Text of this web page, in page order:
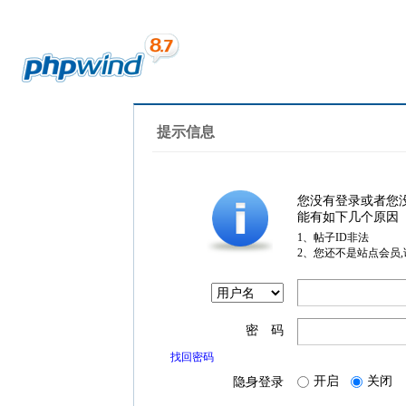
提示信息
您没有登录或者您
能有如下几个原因
1、帖子ID非法
2、您还不是站点会员
密 码
找回密码
隐身登录 开启 关闭